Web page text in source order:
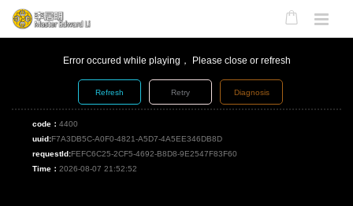
Error occured while playing， Please close or refresh
Refresh Retry Diagnosis
code： 4400
uuid:F7A3DB5C-A0F0-4821-A5D7-4A5EE346DB8D
requestId:FEFC6C25-2CF5-4692-B8D8-9E2547F83F60
Time： 2026-08-07 21:52:52